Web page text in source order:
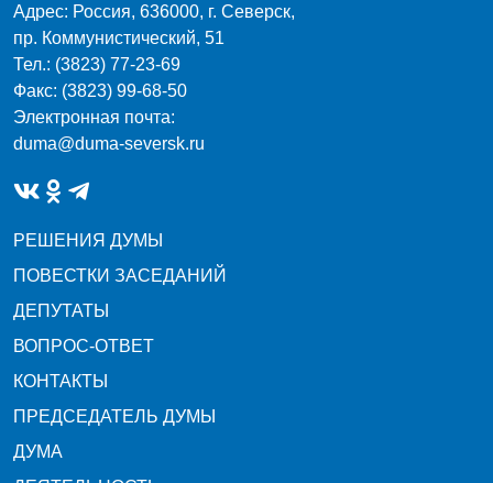
Адрес: Россия, 636000, г. Северск,
пр. Коммунистический, 51
Тел.: (3823) 77-23-69
Факс: (3823) 99-68-50
Электронная почта:
duma@duma-seversk.ru
РЕШЕНИЯ ДУМЫ
ПОВЕСТКИ ЗАСЕДАНИЙ
ДЕПУТАТЫ
ВОПРОС-ОТВЕТ
КОНТАКТЫ
ПРЕДСЕДАТЕЛЬ ДУМЫ
ДУМА